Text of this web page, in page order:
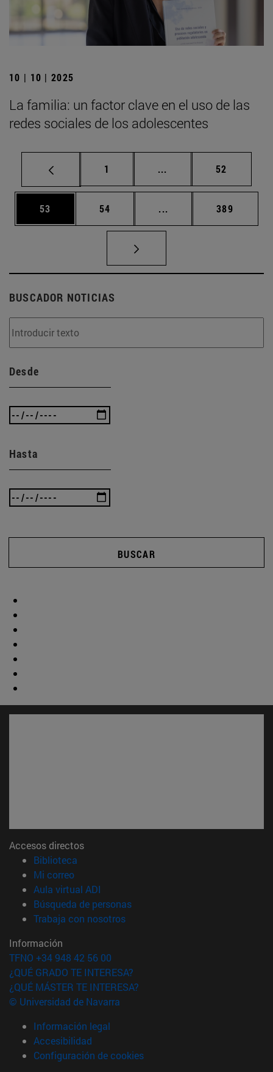
10 | 10 | 2025
La familia: un factor clave en el uso de las
redes sociales de los adolescentes
Página
1 ... Páginas intermedias
Página
52
Página
53 Página
54 ... Páginas intermedias
Página
389
BUSCADOR NOTICIAS
Desde
Hasta
BUSCAR
Accesos directos
Biblioteca
Mi correo(abre en nueva ventana)
Aula virtual ADI
Búsqueda de personas(abre en nueva ventana)
Trabaja con nosotros(abre en nueva ventana)
Información
TFNO +34 948 42 56 00
¿QUÉ GRADO TE INTERESA?
¿QUÉ MÁSTER TE INTERESA?
© Universidad de Navarra
Información legal
Accesibilidad
Configuración de cookies